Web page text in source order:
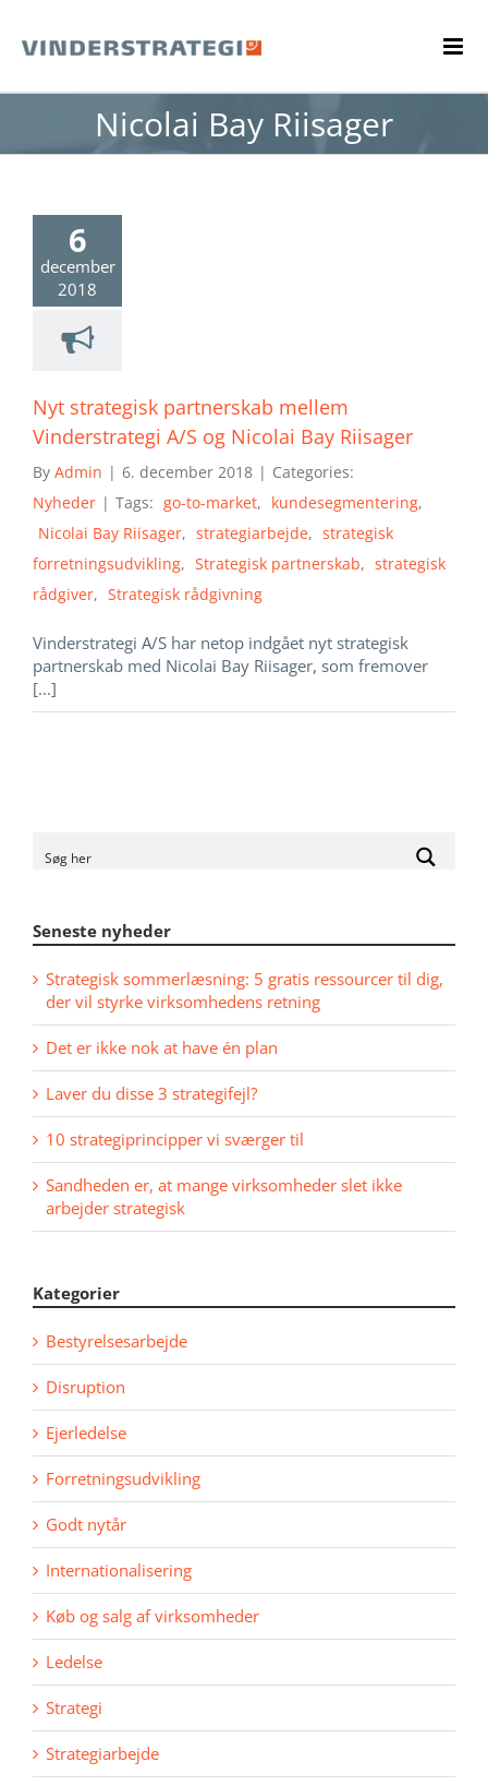
content
Nicolai Bay Riisager
6
december
2018
Nyt strategisk partnerskab mellem
Vinderstrategi A/S og Nicolai Bay Riisager
By Admin | 6. december 2018 | Categories:
Nyheder | Tags: go-to-market, kundesegmentering,
Nicolai Bay Riisager, strategiarbejde, strategisk
forretningsudvikling, Strategisk partnerskab, strategisk
rådgiver, Strategisk rådgivning
Vinderstrategi A/S har netop indgået nyt strategisk
partnerskab med Nicolai Bay Riisager, som fremover
[...]
Seneste nyheder
Strategisk sommerlæsning: 5 gratis ressourcer til dig,
der vil styrke virksomhedens retning
Det er ikke nok at have én plan
Laver du disse 3 strategifejl?
10 strategiprincipper vi sværger til
Sandheden er, at mange virksomheder slet ikke
arbejder strategisk
Kategorier
Bestyrelsesarbejde
Disruption
Ejerledelse
Forretningsudvikling
Godt nytår
Internationalisering
Køb og salg af virksomheder
Ledelse
Strategi
Strategiarbejde